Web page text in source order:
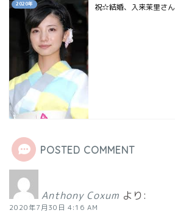
2020年 祝☆結婚、入来茉里さん
POSTED COMMENT
Anthony Coxum より:
2020年7月30日 4:16 AM